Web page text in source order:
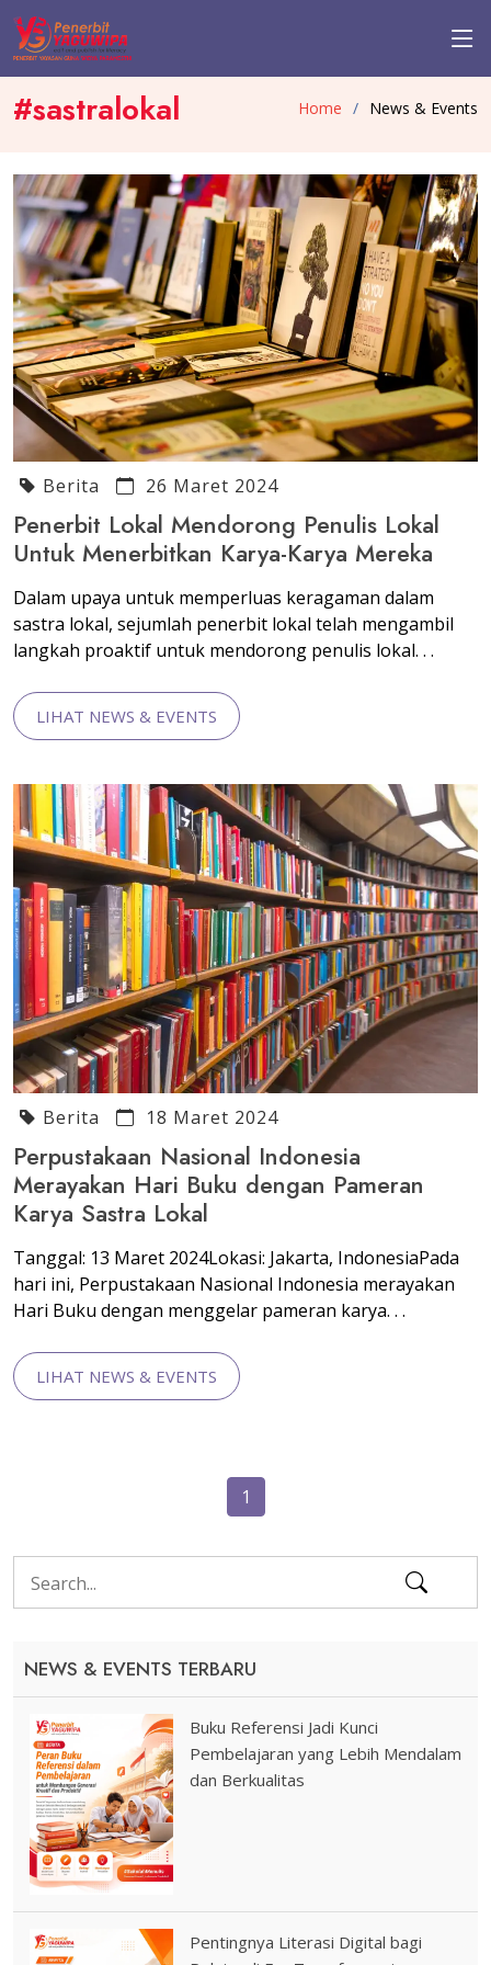
#sastralokal Home News & Events
Berita 26 Maret 2024
Penerbit Lokal Mendorong Penulis Lokal
Untuk Menerbitkan Karya-Karya Mereka
Dalam upaya untuk memperluas keragaman dalam
sastra lokal, sejumlah penerbit lokal telah mengambil
langkah proaktif untuk mendorong penulis lokal. . .
LIHAT NEWS & EVENTS
Berita 18 Maret 2024
Perpustakaan Nasional Indonesia
Merayakan Hari Buku dengan Pameran
Karya Sastra Lokal
Tanggal: 13 Maret 2024Lokasi: Jakarta, IndonesiaPada
hari ini, Perpustakaan Nasional Indonesia merayakan
Hari Buku dengan menggelar pameran karya. . .
LIHAT NEWS & EVENTS
1
NEWS & EVENTS TERBARU
Buku Referensi Jadi Kunci
Pembelajaran yang Lebih Mendalam
dan Berkualitas
Pentingnya Literasi Digital bagi